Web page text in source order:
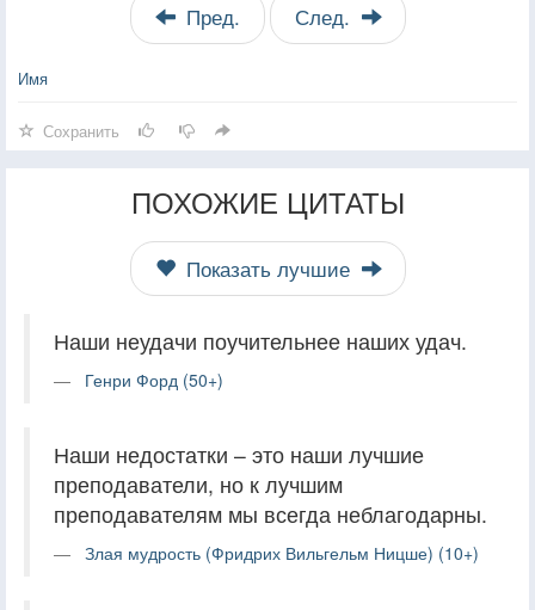
Пред. След.
Имя
Сохранить
ПОХОЖИЕ ЦИТАТЫ
Показать лучшие
Наши неудачи поучительнее наших удач.
Генри Форд (50+)
Наши недостатки – это наши лучшие
преподаватели, но к лучшим
преподавателям мы всегда неблагодарны.
Злая мудрость (Фридрих Вильгельм Ницше) (10+)